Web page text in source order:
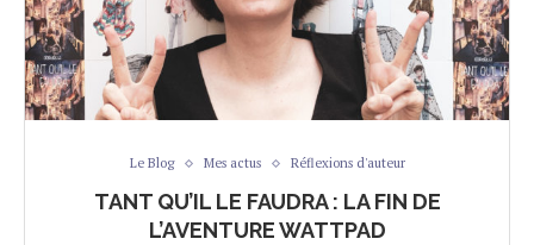
Le Blog Mes actus Réflexions d'auteur
TANT QU’IL LE FAUDRA : LA FIN DE
L’AVENTURE WATTPAD